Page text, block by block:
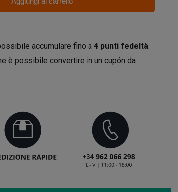
accumulare fino a 4 punti fedeltà.
è possibile convertire in un cupón da